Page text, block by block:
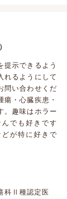
提示できるよう
れるようにして
問い合わせくだ
瘍・心臓疾患・
。趣味はホラー
でも好きです
が特に好きで
科Ⅱ種認定医